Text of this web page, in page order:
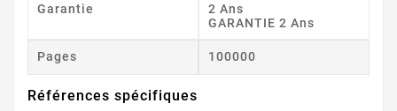
Garantie
2 Ans
GARANTIE 2 Ans
Pages 100000
Références spécifiques